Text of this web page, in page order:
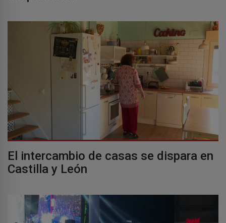
El intercambio de casas se dispara en
Castilla y León